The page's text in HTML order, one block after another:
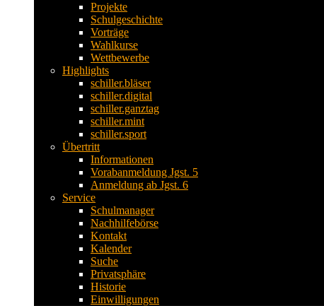
Projekte
Schulgeschichte
Vorträge
Wahlkurse
Wettbewerbe
Highlights
schiller.bläser
schiller.digital
schiller.ganztag
schiller.mint
schiller.sport
Übertritt
Informationen
Vorabanmeldung Jgst. 5
Anmeldung ab Jgst. 6
Service
Schulmanager
Nachhilfebörse
Kontakt
Kalender
Suche
Privatsphäre
Historie
Einwilligungen